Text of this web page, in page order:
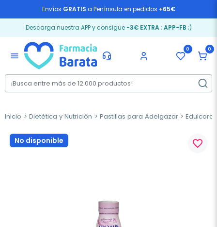
Envíos GRATIS a Península en pedidos +65€
Descarga nuestra APP y consigue -3€ EXTRA: APP-FB ;)
menu
0 0
Inicio Dietética y Nutrición Pastillas para Adelgazar
No disponible favorite_border